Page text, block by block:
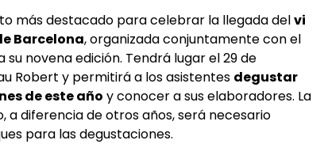
más destacado para celebrar la llegada delvi
Barcelona, organizada conjuntamente con el
su novena edición. Tendrá lugar el 29 de
Robert y permitirá a los asistentes degustar
de este año y conocer a sus elaboradores. La
diferencia de otros años, será necesario
para las degustaciones.